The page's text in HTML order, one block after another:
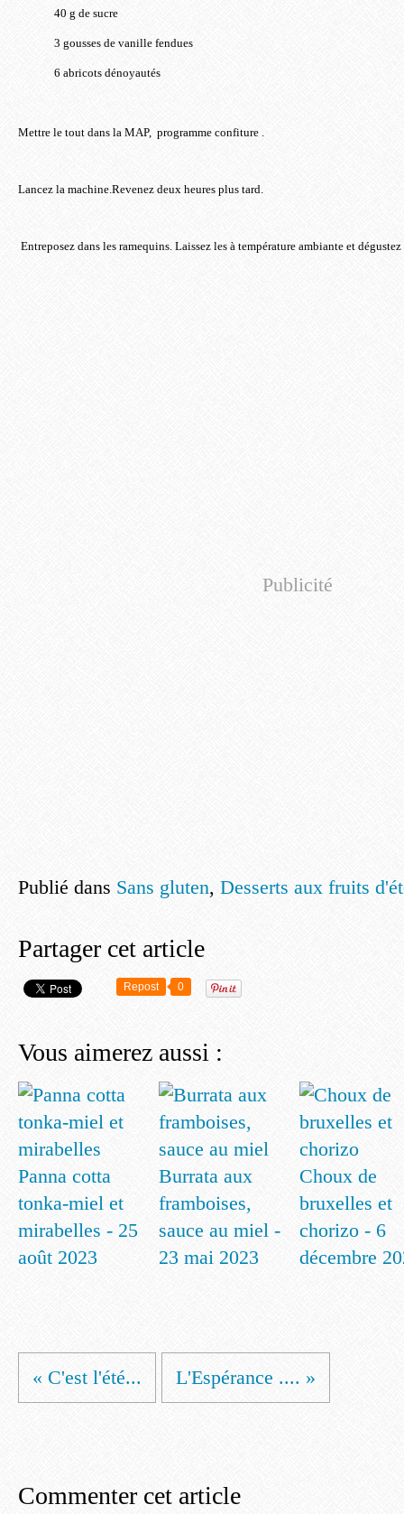
40 g de sucre
3 gousses de vanille fendues
6 abricots dénoyautés
Mettre le tout dans la MAP, programme confiture .
Lancez la machine.Revenez deux heures plus tard.
Entreposez dans les ramequins. Laissez les à température ambiante et dégustez
Publicité
Publié dans Sans gluten, Desserts aux fruits
Partager cet article
Repost 0
Vous aimerez aussi :
Panna cotta
tonka-miel et
mirabelles - 25
août 2023
Burrata aux
framboises,
sauce au miel -
23 mai 2023
Choux de
bruxelles et
chorizo - 6
décembre
« C'est l'été... L'Espérance .... »
Commenter cet article